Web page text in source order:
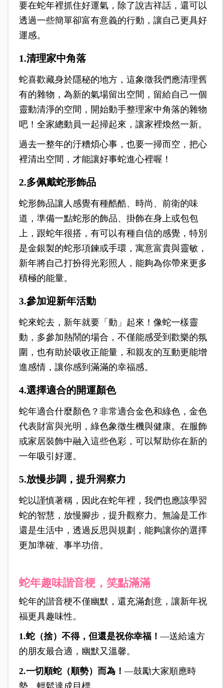
要在蛇年裡抓住好運氣，除了說吉祥話，還可以
透過一些簡單卻富有意義的行動，讓自己更具好
運感。
1.清理家中角落
蛇喜歡藏身於隱秘的地方，這象徵我們應清理舊
有的雜物，為新的氣場留出空間，留給自己一個
靈動清淨的空間，開始動手整理家中角落的雜物
吧！全家總動員一起掃起來，讓家裡煥然一新。
過去一整年的汙糟煩心事，也要一掃而空，把心
裡清出空間，才能讓好事蛇進心裡喔！
2.多佩戴蛇形飾品
蛇形飾品讓人感覺有種酷酷、時尚、前衛的味
道，準備一點蛇形的飾品、掛飾在身上或包包
上，跟蛇年很搭，有可以有種自信的感覺，特別
是金銀製的蛇形項鍊或手環，寓意富貴與靈敏，
新年將自己打扮得光彩照人，能夠為你帶來更多
積極的能量。
3.參加迎新年活動
蛇來蛇去，新年就要「動」起來！像蛇一樣靈
動，多參加熱鬧的場合，不僅能感受到歡樂的氛
圍，也有助於吸收正能量，和親友的互動更能增
進感情，讓你感到滿滿的幸福感。
4.選擇適合的開運顏色
蛇年適合什麼顏色？非常適合金色和綠色，金色
代表財富與光明，綠色象徵生機與健康。在服飾
或家居裝飾中融入這些色彩，可以幫助你在新的
一年吸引好運。
5.放慢步調，提升洞察力
蛇以謹慎著稱，因此在蛇年裡，我們也應該學習
蛇的智慧，放慢腳步，提升觀察力。無論是工作
還是生活中，透過反思與規劃，能夠讓你的選擇
更加準確、事半功倍。
蛇年趣味諧音梗，笑點滿滿
蛇年的諧音梗不僅幽默，還充滿創意，讓新年祝
福更具趣味性。
1.蛇（捨）不得，但還是祝你幸福！—送給遠方
的朋友最合適，幽默又溫馨。
2.一切順蛇（順勢）而為！—鼓勵大家順應時